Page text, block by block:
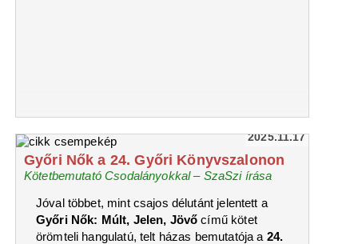
2025.11.17
Győri Nők a 24. Győri Könyvszalonon
Kötetbemutató Csodalányokkal – SzaSzi írása
Jóval többet, mint csajos délutánt jelentett a
Győri Nők: Múlt, Jelen, Jövő című kötet
örömteli hangulatú, telt házas bemutatója a 24.